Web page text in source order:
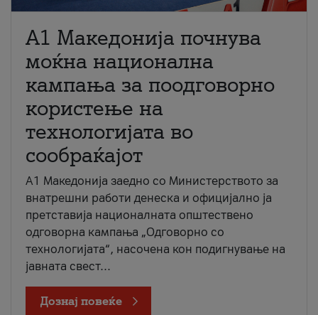
A1 Македонија почнува
моќна национална
кампања за поодговорно
користење на
технологијата во
сообраќајот
A1 Македонија заедно со Министерството за
внатрешни работи денеска и официјално ја
претставија националната општествено
одговорна кампања „Одговорно со
технологијата“, насочена кон подигнување на
јавната свест...
Дознај повеќе